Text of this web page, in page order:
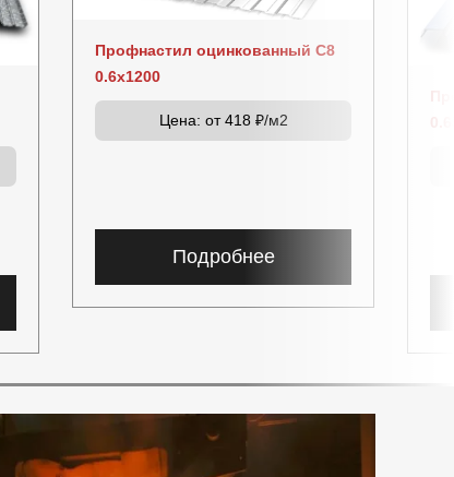
Профнастил оцинкованный C8
0.6x1200
Цена: от 418 ₽/м2
Подробнее